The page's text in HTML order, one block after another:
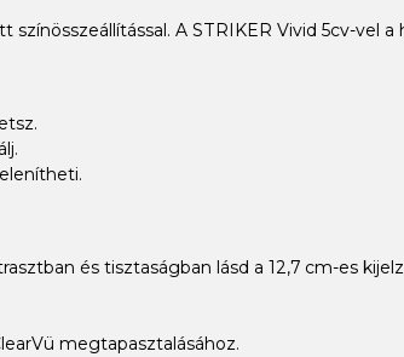
A STRIKER Vivid 5cv-vel a
és tisztaságban lásd a 12,7 cm-es
megtapasztalásához.